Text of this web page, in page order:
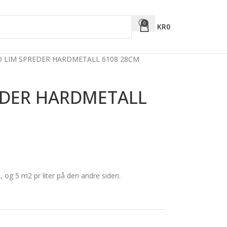
0 KR0
LIM SPREDER HARDMETALL 6108 28CM
HARDMETALL
og 5 m2 pr liter på den andre siden.